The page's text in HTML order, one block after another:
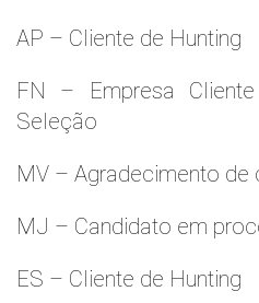
AP – Cliente de Hunting
FN – Empresa
Seleção
MV – Agradecimento de
MJ – Candidato em
ES – Cliente de Hunting